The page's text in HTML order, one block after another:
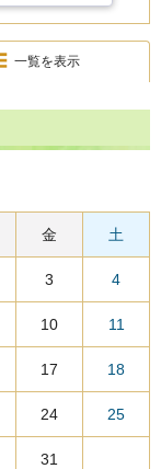
一覧を表示
金 土
3 4
10 11
17 18
24 25
31